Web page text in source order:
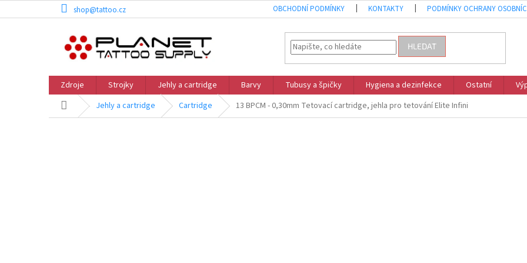
na
shop@tattoo.cz OBCHODNÍ PODMÍNKY KONTAKTY PODMÍNKY OCHRANY
HLEDAT
Zdroje Strojky Jehly a cartridge Barvy Tubusy a špičky Hygiena a dezinfekce Ostatní
Domů Jehly a cartridge Cartridge 13 BPCM - 0,30mm Tetovací cartridge, jehla pro tetování Elite Infini